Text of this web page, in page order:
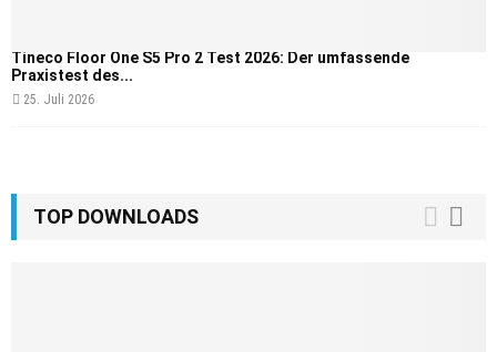
Tineco Floor One S5 Pro 2 Test 2026: Der umfassende
Praxistest des...
25. Juli 2026
TOP DOWNLOADS